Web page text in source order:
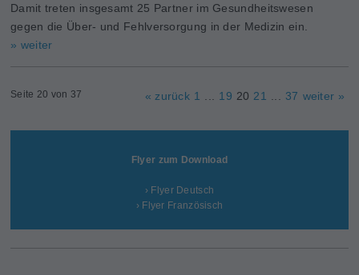
Damit treten insgesamt 25 Partner im Gesundheitswesen
gegen die Über- und Fehlversorgung in der Medizin ein.
» weiter
Seite 20 von 37 « zurück 1 19 20 21 37 weiter »
Flyer zum Download
› Flyer Deutsch
› Flyer Französisch